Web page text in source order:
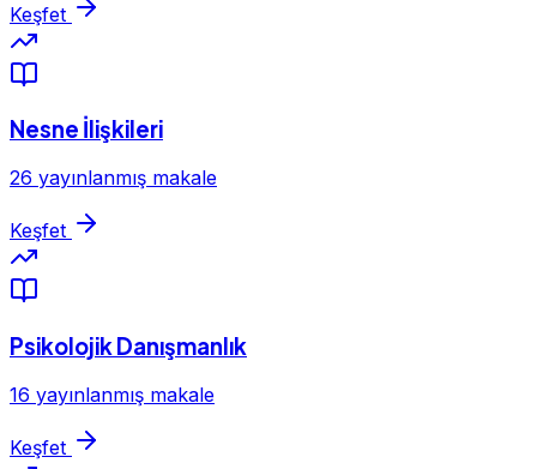
Keşfet
Nesne İlişkileri
26 yayınlanmış makale
Keşfet
Psikolojik Danışmanlık
16 yayınlanmış makale
Keşfet